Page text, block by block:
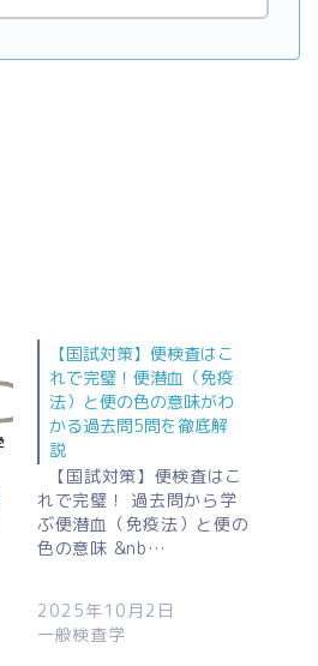
【国試対策】便検査はこ
れで完璧！便潜血（免疫
法）と便の色の意味がわ
かる過去問5問を徹底解
説
【国試対策】便検査はこ
れで完璧！ 過去問から学
ぶ便潜血（免疫法）と便の
色の意味 &nb…
2025年10月2日
一般検査学